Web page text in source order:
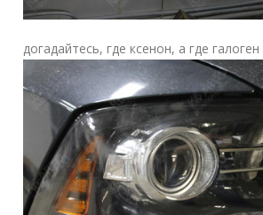
догадайтесь, где ксенон, а где галоген